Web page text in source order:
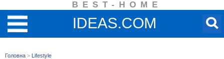
BEST-HOME
IDEAS.COM
Головна > Lifestyle